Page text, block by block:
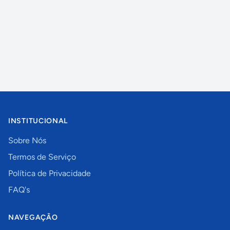
INSTITUCIONAL
Sobre Nós
Termos de Serviço
Política de Privacidade
FAQ's
NAVEGAÇÃO